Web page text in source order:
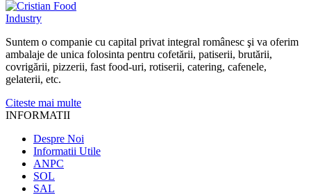
Suntem o companie cu capital privat integral românesc şi va oferim
ambalaje de unica folosinta pentru cofetării, patiserii, brutării,
covrigării, pizzerii, fast food-uri, rotiserii, catering, cafenele,
gelaterii, etc.
Citeste mai multe
INFORMATII
Despre Noi
Informatii Utile
ANPC
SOL
SAL